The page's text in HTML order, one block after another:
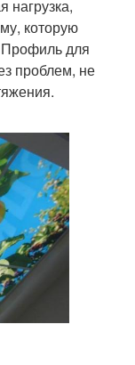
нагрузка,
которую
Профиль для
проблем, не